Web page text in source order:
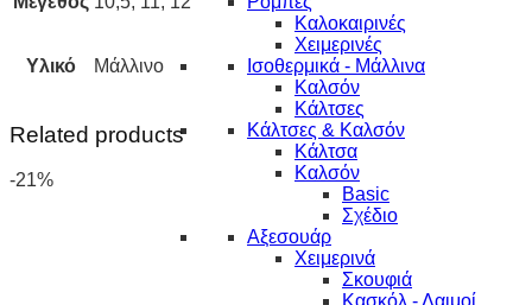
Καλοκαιρινές
Χειμερινές
Ισοθερμικά - Μάλλινα
Καλσόν
Κάλτσες
Κάλτσες & Καλσόν
Κάλτσα
Καλσόν
Basic
Σχέδιο
Αξεσουάρ
Χειμερινά
Σκουφιά
Κασκόλ - Λαιμοί
Υλικό Μάλλινο
Related products
-21%